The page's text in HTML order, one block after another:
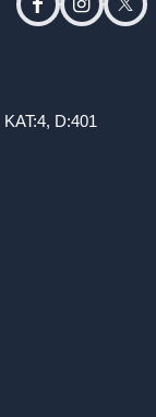
facebookinstagram
D:401